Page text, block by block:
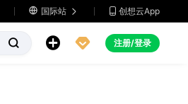
 国际站   创想云App
   注册/登录